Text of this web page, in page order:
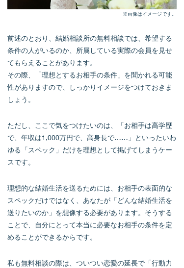
※画像はイメージです。
前述のとおり、結婚相談所の無料相談では、希望する
条件の人がいるのか、所属している実際の会員を見せ
てもらえることがあります。
その際、「理想とするお相手の条件」を聞かれる可能
性がありますので、しっかりイメージをつけておきま
しょう。
ただし、ここで気をつけたいのは、「お相手は高学歴
で、年収は1,000万円で、高身長で……」といったいわ
ゆる「スペック」だけを理想として掲げてしまうケー
スです。
理想的な結婚生活を送るためには、お相手の表面的な
スペックだけではなく、あなたが「どんな結婚生活を
送りたいのか」を想像する必要があります。そうする
ことで、自分にとって本当に必要なお相手の条件を定
めることができるからです。
私も無料相談の際は、ついつい恋愛の延長で「行動力